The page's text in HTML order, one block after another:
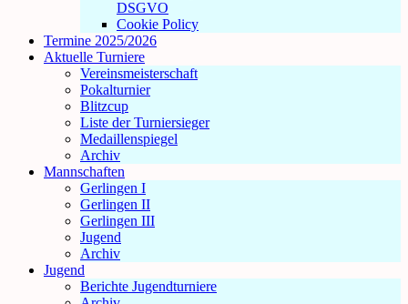
DSGVO
Cookie Policy
Termine 2025/2026
Aktuelle Turniere
Vereinsmeisterschaft
Pokalturnier
Blitzcup
Liste der Turniersieger
Medaillenspiegel
Archiv
Mannschaften
Gerlingen I
Gerlingen II
Gerlingen III
Jugend
Archiv
Jugend
Berichte Jugendturniere